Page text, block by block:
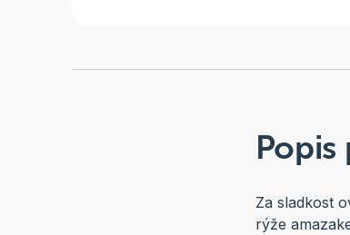
Za sladkost
rýže